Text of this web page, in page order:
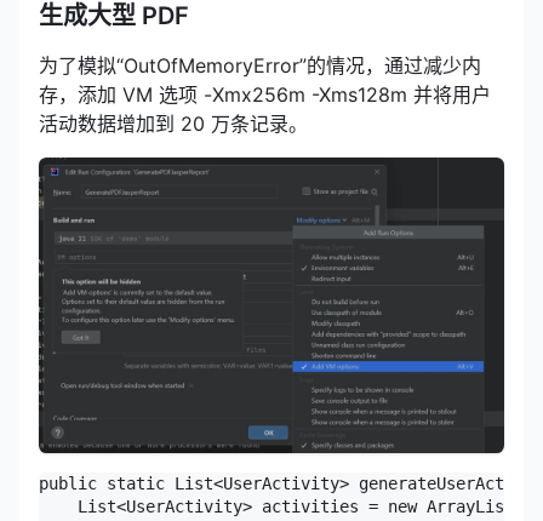
生成大型 PDF
为了模拟“OutOfMemoryError”的情况，通过减少内
存，添加 VM 选项 -Xmx256m -Xms128m 并将用户
活动数据增加到 20 万条记录。
public static List<UserActivity>
List<UserActivity> activities = new